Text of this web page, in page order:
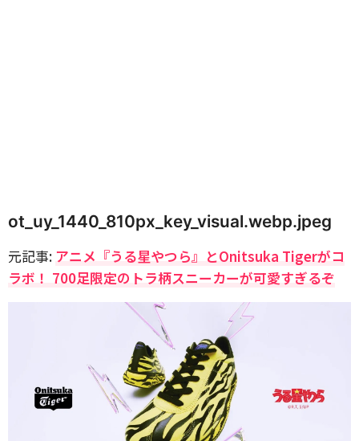
ot_uy_1440_810px_key_visual.webp.jpeg
元記事: アニメ『うる星やつら』とOnitsuka Tigerがコ
ラボ！ 700足限定のトラ柄スニーカーが可愛すぎるぞ